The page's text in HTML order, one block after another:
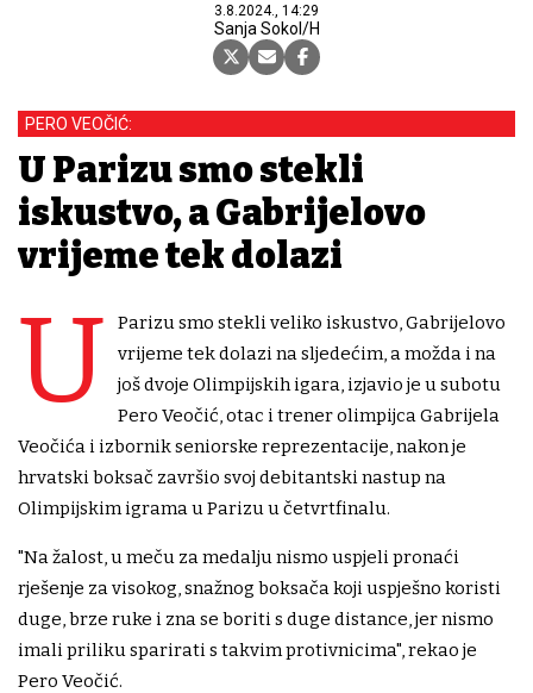
3.8.2024., 14:29
Sanja Sokol/H
PERO VEOČIĆ:
U Parizu smo stekli
iskustvo, a Gabrijelovo
vrijeme tek dolazi
U
Parizu smo stekli veliko iskustvo, Gabrijelovo
vrijeme tek dolazi na sljedećim, a možda i na
još dvoje Olimpijskih igara, izjavio je u subotu
Pero Veočić, otac i trener olimpijca Gabrijela
Veočića i izbornik seniorske reprezentacije, nakon je
hrvatski boksač završio svoj debitantski nastup na
Olimpijskim igrama u Parizu u četvrtfinalu.
"Na žalost, u meču za medalju nismo uspjeli pronaći
rješenje za visokog, snažnog boksača koji uspješno koristi
duge, brze ruke i zna se boriti s duge distance, jer nismo
imali priliku sparirati s takvim protivnicima", rekao je
Pero Veočić.